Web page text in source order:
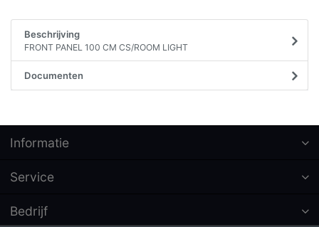
Beschrijving
FRONT PANEL 100 CM CS/ROOM LIGHT
Documenten
Informatie
Service
Bedrijf